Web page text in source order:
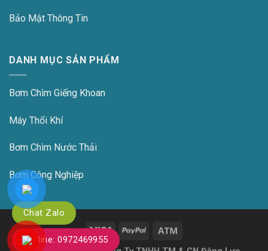
Chat Zalo
Hotline: 0972469955
Bảo Mật Thông Tin
DANH MỤC SẢN PHẨM
Bơm Chìm Giếng Khoan
Máy Thổi Khí
Bơm Chìm Nước Thải
Bơm Công Nghiệp